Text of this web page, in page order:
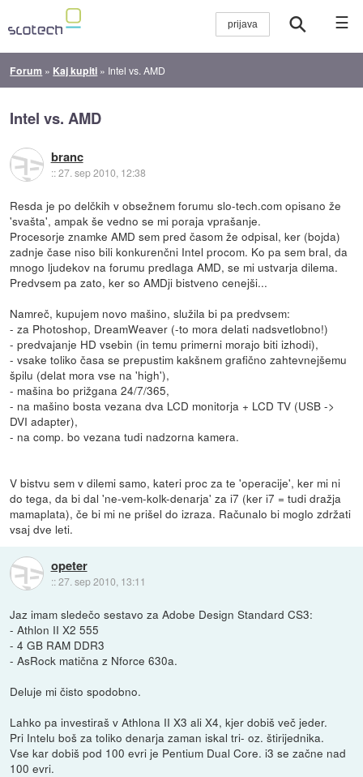
☰
Forum » Kaj kupiti » Intel vs. AMD
Intel vs. AMD
branc
::27. sep 2010, 12:38
Resda je po delčkih v obsežnem forumu slo-tech.com opisano že
'svašta', ampak še vedno se mi poraja vprašanje.
Procesorje znamke AMD sem pred časom že odpisal, ker (bojda)
zadnje čase niso bili konkurenčni Intel procom. Ko pa sem bral, da
mnogo ljudekov na forumu predlaga AMD, se mi ustvarja dilema.
Predvsem pa zato, ker so AMDji bistveno cenejši...
Namreč, kupujem novo mašino, služila bi pa predvsem:
- za Photoshop, DreamWeaver (-to mora delati nadsvetlobno!)
- predvajanje HD vsebin (in temu primerni morajo biti izhodi),
- vsake toliko časa se prepustim kakšnem grafično zahtevnejšemu
špilu (delat mora vse na 'high'),
- mašina bo prižgana 24/7/365,
- na mašino bosta vezana dva LCD monitorja + LCD TV (USB ->
DVI adapter),
- na comp. bo vezana tudi nadzorna kamera.
V bistvu sem v dilemi samo, kateri proc za te 'operacije', ker mi ni
do tega, da bi dal 'ne-vem-kolk-denarja' za i7 (ker i7 = tudi dražja
mamaplata), če bi mi ne prišel do izraza. Računalo bi moglo zdržati
vsaj dve leti.
opeter
::27. sep 2010, 13:11
Jaz imam sledečo sestavo za Adobe Design Standard CS3:
- Athlon II X2 555
- 4 GB RAM DDR3
- AsRock matična z Nforce 630a.
Deluje mi čisto spodobno.
Lahko pa investiraš v Athlona II X3 ali X4, kjer dobiš več jeder.
Pri Intelu boš za toliko denarja zaman iskal tri- oz. štirijednika.
Vse kar dobiš pod 100 evri je Pentium Dual Core. i3 se začne nad
100 evri.